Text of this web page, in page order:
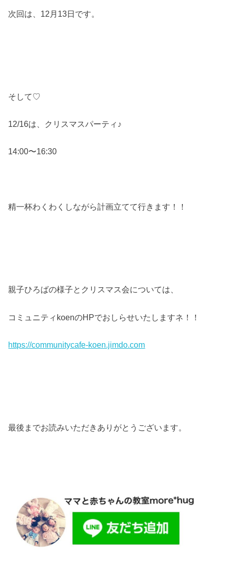
次回は、12月13日です。
そして♡
12/16は、クリスマスパーティ♪
14:00〜16:30
精一杯わくわくしながら計画立てて行きます！！
親子ひろばの様子とクリスマス会については、
コミュニティkoenのHPでおしらせいたしますネ！！
https://communitycafe-koen.jimdo.com
最後までお読みいただきありがとうございます。